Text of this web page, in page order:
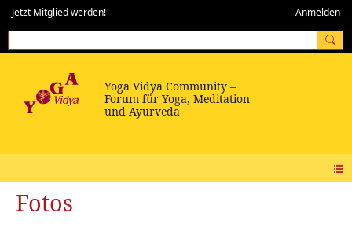
Jetzt Mitglied werden! Anmelden
Fotos